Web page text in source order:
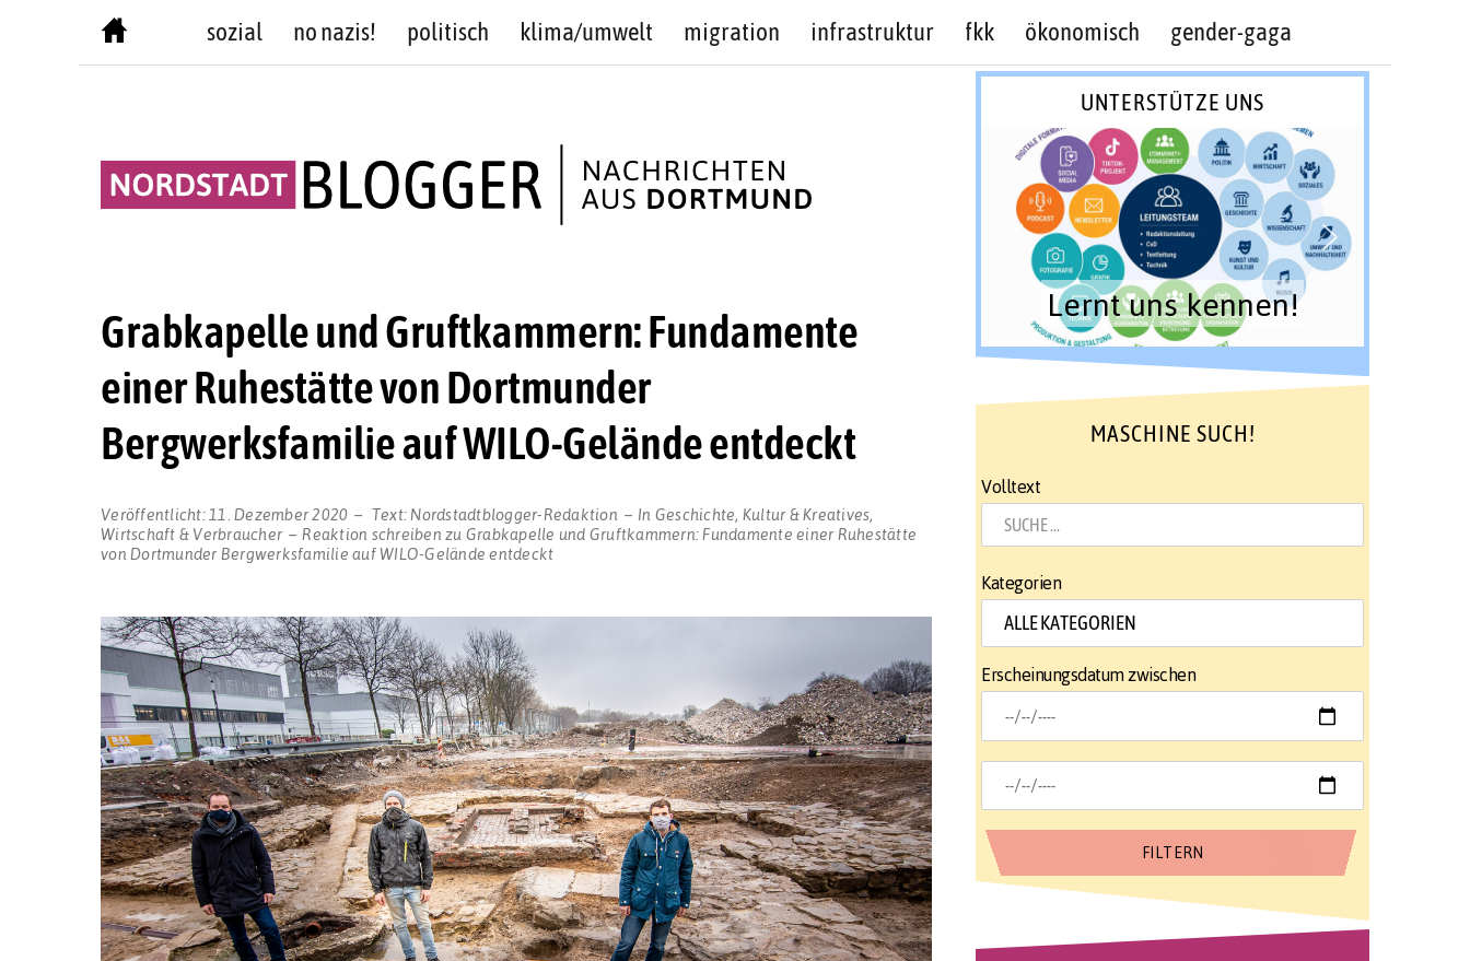
sozial no nazis! politisch klima/umwelt migration infrastruktur fkk ökonomisch gender-gaga
Grabkapelle und Gruftkammern: Fundamente
einer Ruhestätte von Dortmunder
Bergwerksfamilie auf WILO-Gelände entdeckt
Veröffentlicht: 11. Dezember 2020 Text: Nordstadtblogger-Redaktion In Geschichte Kultur & Kreatives
Wirtschaft & Verbraucher
Reaktion schreiben zu Grabkapelle und Gruftkammern: Fundamente einer Ruhestätte
von Dortmunder Bergwerksfamilie auf WILO-Gelände entdeckt
UNTERSTÜTZE UNS
Lernt uns kennen!
MASCHINE SUCH!
Volltext
Kategorien
Erscheinungsdatum zwischen